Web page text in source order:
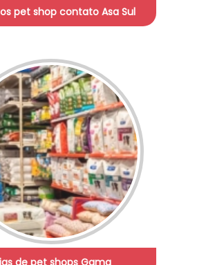
pet shop contato Asa Sul